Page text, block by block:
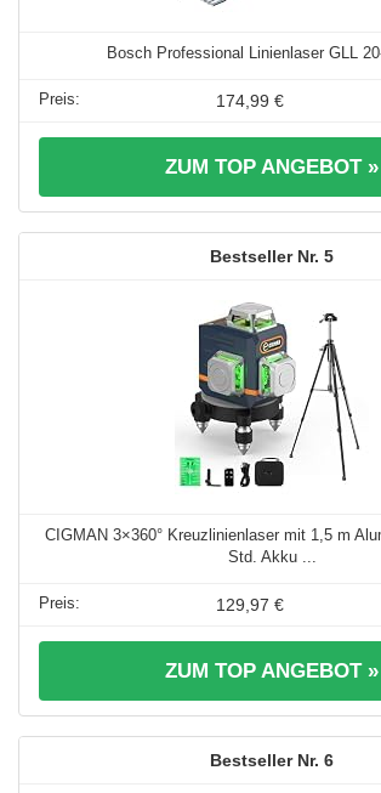
Bosch Professional Linienlaser GLL
174,99 €
ZUM TOP ANGEBOT »
5
CIGMAN 3×360° Kreuzlinienlaser mit 1,5 m
Std. Akku ...
129,97 €
ZUM TOP ANGEBOT »
6